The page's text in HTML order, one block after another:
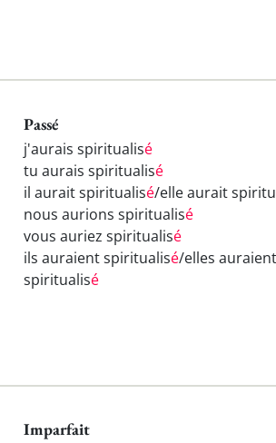
Passé
j'aurais spiritualisé
tu aurais spiritualisé
il aurait spiritualisé/elle aurait
nous aurions spiritualisé
vous auriez spiritualisé
ils auraient spiritualisé/elles auraient
spiritualisé
Imparfait